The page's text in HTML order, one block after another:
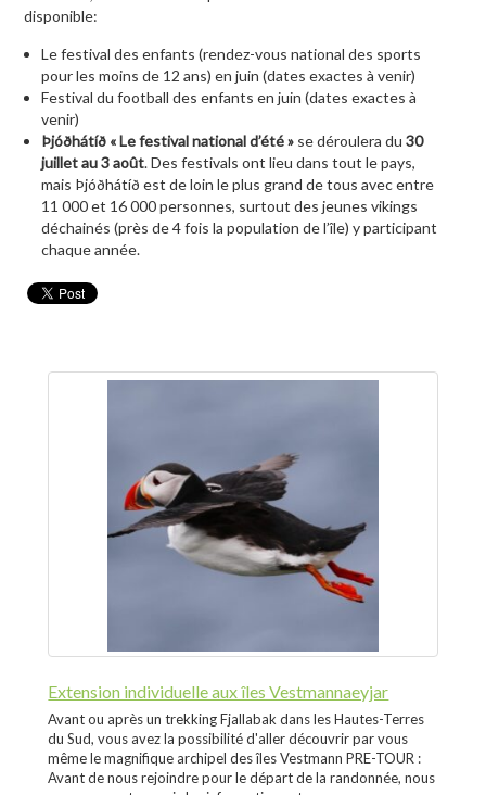
disponible:
Le festival des enfants (rendez-vous national des sports
pour les moins de 12 ans) en juin (dates exactes à venir)
Festival du football des enfants en juin (dates exactes à
venir)
Þjóðhátíð « Le festival national d’été » se déroulera du30
juillet au 3 août. Des festivals ont lieu dans tout le pays,
mais Þjóðhátíð est de loin le plus grand de tous avec entre
11 000 et 16 000 personnes, surtout des jeunes vikings
déchainés (près de 4 fois la population de l’île) y participant
chaque année.
Extension individuelle aux îles Vestmannaeyjar
Avant ou après un trekking Fjallabak dans les Hautes-Terres
du Sud, vous avez la possibilité d'aller découvrir par vous
même le magnifique archipel des îles Vestmann PRE-TOUR :
Avant de nous rejoindre pour le départ de la randonnée, nous